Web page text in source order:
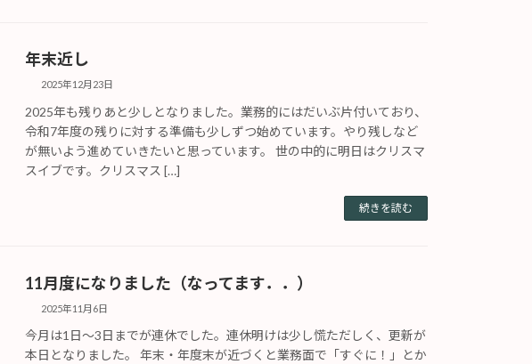
年末近し
2025年12月23日
2025年も残りあと少しとなりました。業務的にはだいぶ片付いており、
令和7年度の残りに対する準備も少しずつ始めています。やり残しなど
が無いよう進めていきたいと思っています。 世の中的に明日はクリスマ
スイブです。クリスマス […]
続きを読む
11月度になりました（なってます．．）
2025年11月6日
今月は1日〜3日までが連休でした。連休明けは少し慌ただしく、更新が
本日となりました。 年末・年度末が近づくと業務面で「すぐに！」とか